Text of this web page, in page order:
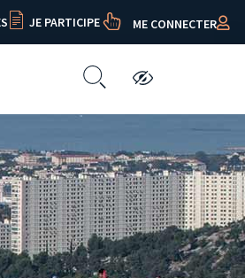
JE PARTICIPE ME CONNECTER